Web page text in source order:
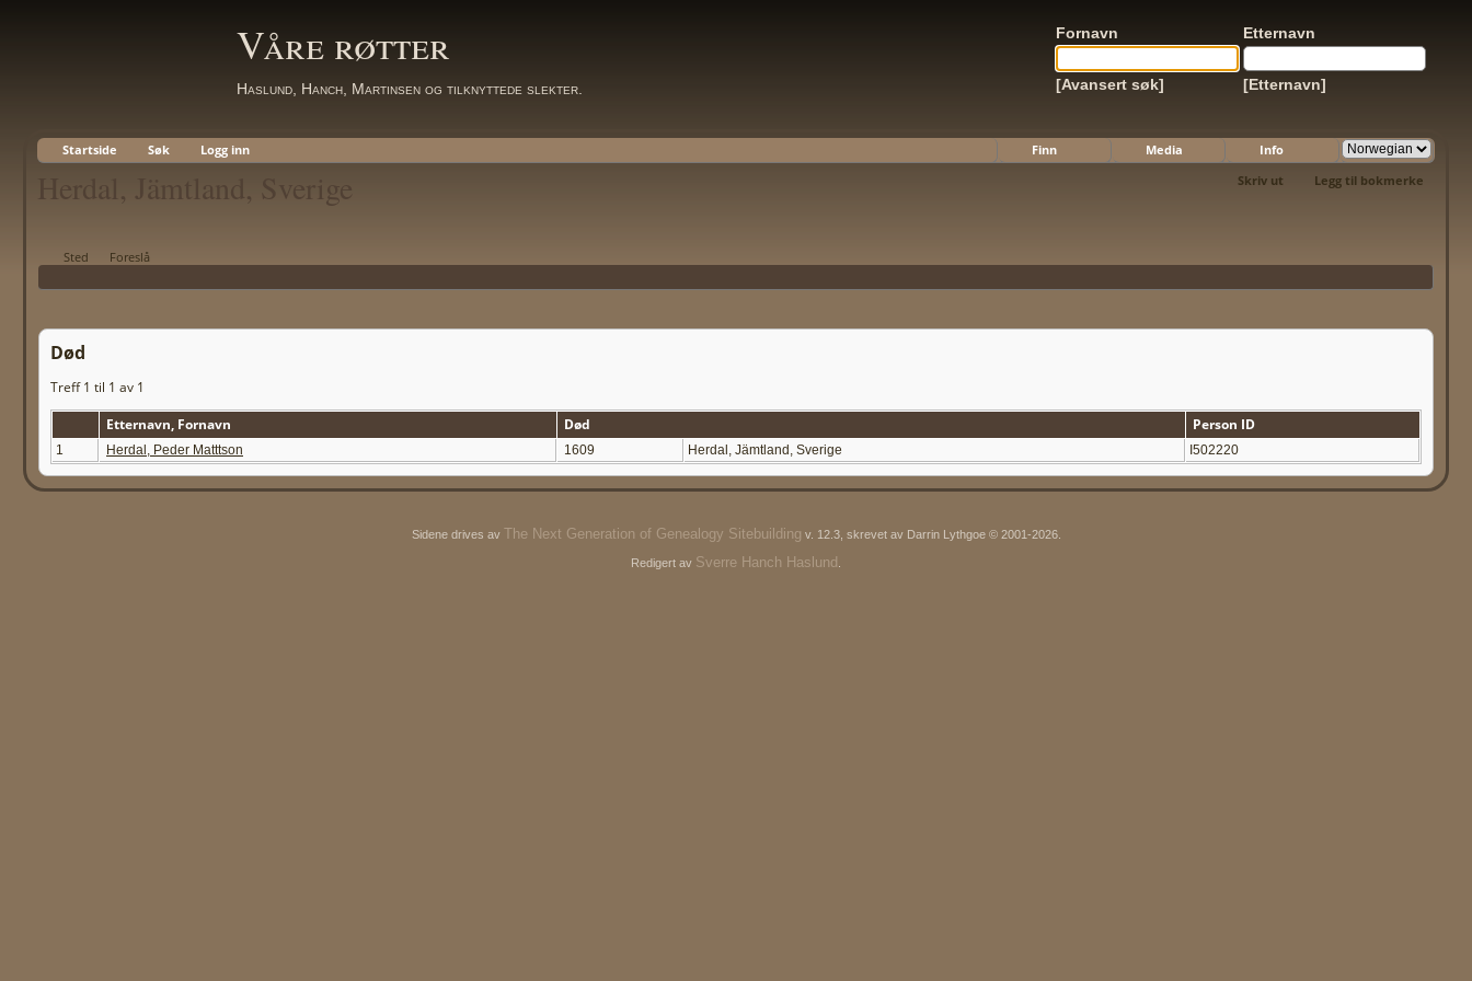
Våre røtter
Haslund, Hanch, Martinsen og tilknyttede slekter.
Fornavn Etternavn
[Avansert søk] [Etternavn]
Startside Søk Logg inn Finn Media
Info
Skriv ut
Legg til bokmerke
Herdal, Jämtland, Sverige
Sted Foreslå
Død
Treff 1 til 1 av 1
Etternavn, Fornavn
Død Person ID
1 Herdal, Peder Matttson 1609 Herdal, Jämtland, Sverige I502220
Sidene drives av The Next Generation of Genealogy Sitebuilding v. 12.3, skrevet av Darrin Lythgoe © 2001-2026.
Redigert av Sverre Hanch Haslund